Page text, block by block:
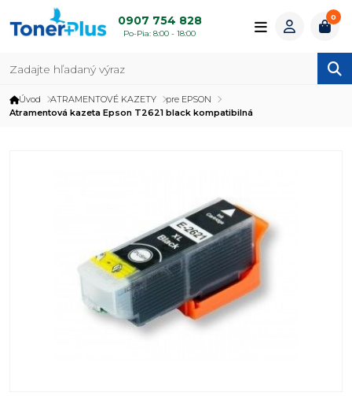
0907 754 828
Po-Pia: 8:00 - 18:00
0
Úvod ATRAMENTOVÉ KAZETY
pre EPSON
Atramentová kazeta Epson T2621 black kompatibilná